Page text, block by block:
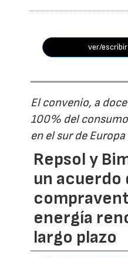
ver/
El convenio, a
100% del
en el sur de Europa
Repsol y
un acuerdo
energía
largo plazo